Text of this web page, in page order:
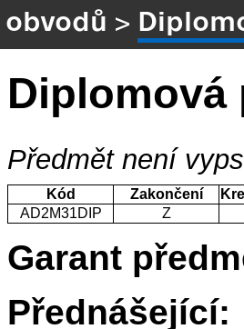
obvodů >
Diplomová
Předmět není
Kód Zakončení
AD2M31DIP
Z
Garant
Přednášející: